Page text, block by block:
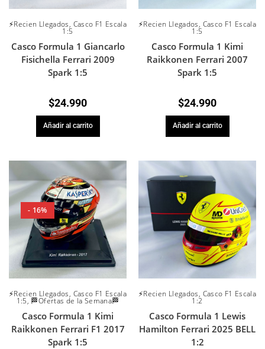
⚡Recien Llegados, Casco F1 Escala
1:5
Casco Formula 1 Giancarlo
Fisichella Ferrari 2009
Spark 1:5
$24.990
Añadir al carrito
⚡Recien Llegados, Casco F1 Escala
1:5
Casco Formula 1 Kimi
Raikkonen Ferrari 2007
Spark 1:5
$24.990
Añadir al carrito
- 16%
⚡Recien Llegados, Casco F1 Escala
1:5, 🏁Ofertas de la Semana🏁
Casco Formula 1 Kimi
Raikkonen Ferrari F1 2017
Spark 1:5
⚡Recien Llegados, Casco F1 Escala
1:2
Casco Formula 1 Lewis
Hamilton Ferrari 2025 BELL
1:2